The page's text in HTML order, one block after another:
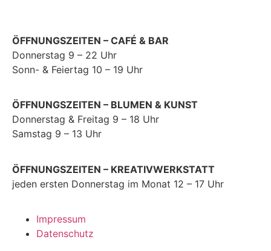
ÖFFNUNGSZEITEN – CAFÉ & BAR
Donnerstag 9 – 22 Uhr
Sonn- & Feiertag 10 – 19 Uhr
ÖFFNUNGSZEITEN – BLUMEN & KUNST
Donnerstag & Freitag 9 – 18 Uhr
Samstag 9 – 13 Uhr
ÖFFNUNGSZEITEN – KREATIVWERKSTATT
jeden ersten Donnerstag im Monat 12 – 17 Uhr
Impressum
Datenschutz